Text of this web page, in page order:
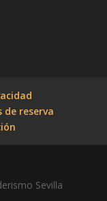
de reserva
Sevilla